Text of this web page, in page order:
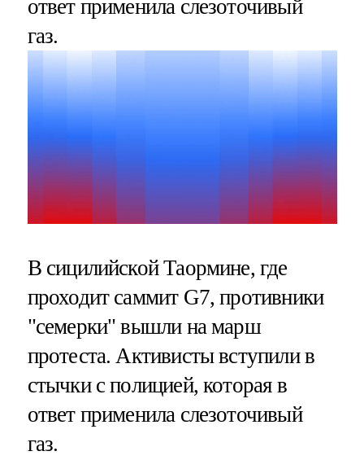
ответ применила слезоточивый
газ.
В сицилийской Таормине, где
проходит саммит G7, противники
"семерки" вышли на марш
протеста. Активисты вступили в
стычки с полицией, которая в
ответ применила слезоточивый
газ.